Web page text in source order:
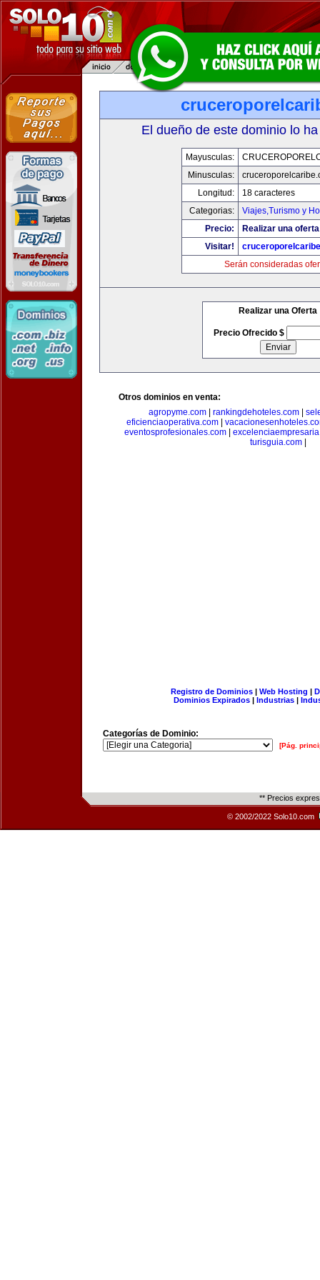
El dueño de este dominio lo
Mayusculas:
Minusculas:
Longitud:
18 caracteres
Categorias:
Viajes,Turismo y
Precio:
Realizar una
Visitar!
Serán consideradas
Realizar una Oferta
Precio Ofrecido $
Otros dominios en venta:
agropyme.com| rankingdehoteles.com|
eficienciaoperativa.com
eventosprofesionales.com
turisguia.com|
Registro de Dominios| Web Hosting |
Dominios Expirados | Industrias |
Categorías de Dominio:
[Pág.
** Precios
© 2002/2022 Solo10.com